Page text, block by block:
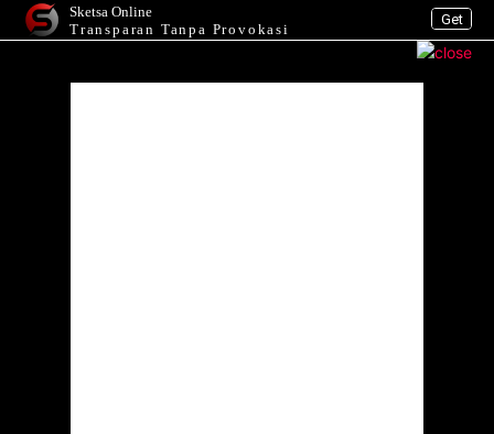
Get
Sketsa Online
Transparan Tanpa Provokasi